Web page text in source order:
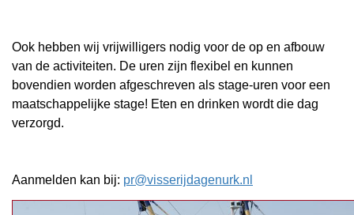
Ook hebben wij vrijwilligers nodig voor de op en afbouw
van de activiteiten. De uren zijn flexibel en kunnen
bovendien worden afgeschreven als stage-uren voor een
maatschappelijke stage! Eten en drinken wordt die dag
verzorgd.
Aanmelden kan bij: pr@visserijdagenurk.nl